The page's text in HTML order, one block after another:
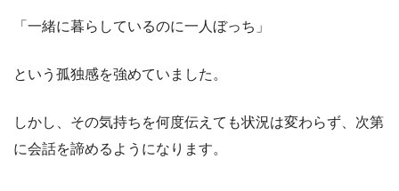
「一緒に暮らしているのに一人ぼっち」
という孤独感を強めていました。
しかし、その気持ちを何度伝えても状況は変わらず、次第
に会話を諦めるようになります。